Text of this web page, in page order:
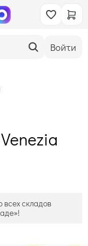
Войти
складов